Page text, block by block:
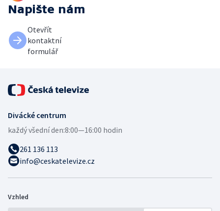
Napište nám
Otevřít
kontaktní
formulář
Divácké centrum
každý všední den:8:00—16:00 hodin
261 136 113
info@ceskatelevize.cz
Vzhled